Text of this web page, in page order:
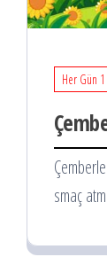
Her Gün
smaç